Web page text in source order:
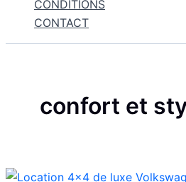
CONDITIONS
CONTACT
confort et